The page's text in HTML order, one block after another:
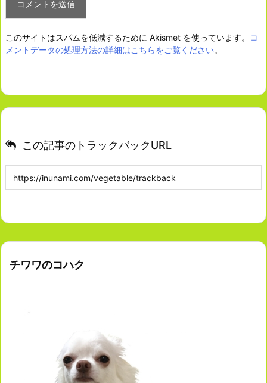
このサイトはスパムを低減するために Akismet を使っています。
コ
メントデータの処理方法の詳細はこちらをご覧ください。
この記事のトラックバックURL
チワワのコハク